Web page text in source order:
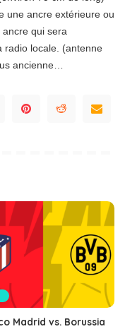
une ancre extérieure ou
qui sera
radio locale. (antenne
ancienne…
Madrid vs. Borussia